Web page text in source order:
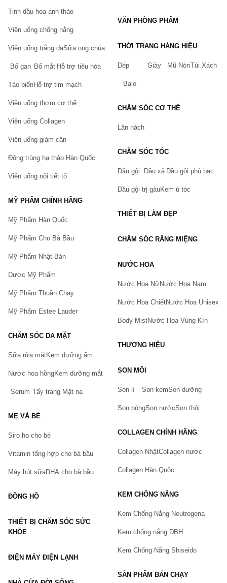
Bạn gặp vấn đề về sản phẩm hay mua hàng?
Hãy báo lỗi cho chúng tôi. Hoặc gọi cho chúng tôi qua số
Vấn đề(*)
Tinh dầu hoa anh thảo
Viên uống chống nắng
Viên uống trắng daSữa ong chúa
Bổ gan Bổ mắt Hỗ trợ tiêu hóa
Tảo biểnHỗ trợ tim mạch
Viên uống thơm cơ thể
Viên uống Collagen
Viên uống giảm cân
Đông trùng hạ thảo Hàn Quốc
Viên uống nội tiết tố
MỸ PHẨM CHÍNH HÃNG
Mỹ Phẩm Hàn Quốc
Mỹ Phẩm Cho Bà Bầu
Mỹ Phẩm Nhật Bản
Dược Mỹ Phẩm
Mỹ Phẩm Thuần Chay
Mỹ Phẩm Estee Lauder
CHĂM SÓC DA MẶT
Sữa rửa mặtKem dưỡng ẩm
Nước hoa hồngKem dưỡng mắt
Serum Tẩy trang Mặt nạ
MẸ VÀ BÉ
Siro ho cho bé
Vitamin tổng hợp cho bà bầu
Máy hút sữaDHA cho bà bầu
ĐỒNG HỒ
THIẾT BỊ CHĂM SÓC SỨC
KHỎE
ĐIỆN MÁY ĐIỆN LẠNH
VĂN PHÒNG PHẨM
THỜI TRANG HÀNG HIỆU
Dép Giày Mũ NónTúi Xách
Balo
CHĂM SÓC CƠ THỂ
Lăn nách
CHĂM SÓC TÓC
Dầu gội Dầu xả Dầu gội phủ bạc
Dầu gội trị gàuKem ủ tóc
THIẾT BỊ LÀM ĐẸP
CHĂM SÓC RĂNG MIỆNG
NƯỚC HOA
Nước Hoa NữNước Hoa Nam
Nước Hoa ChiếtNước Hoa Unisex
Body MistNước Hoa Vùng Kín
THƯƠNG HIỆU
SON MÔI
Son lì Son kemSon dưỡng
Son bóngSon nướcSon thỏi
COLLAGEN CHÍNH HÃNG
Collagen NhậtCollagen nước
Collagen Hàn Quốc
KEM CHỐNG NẮNG
Kem Chống Nắng Neutrogena
Kem chống nắng DBH
Kem Chống Nắng Shiseido
SẢN PHẨM BÁN CHẠY